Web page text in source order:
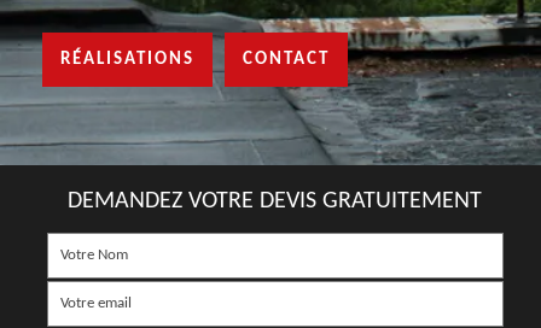
RÉALISATIONS CONTACT
DEMANDEZ VOTRE DEVIS GRATUITEMENT